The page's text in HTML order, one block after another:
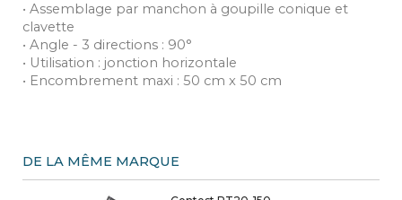
• Assemblage par manchon à goupille conique et
clavette
• Angle - 3 directions : 90°
• Utilisation : jonction horizontale
• Encombrement maxi : 50 cm x 50 cm
DE LA MÊME MARQUE